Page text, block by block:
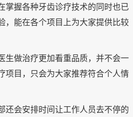
掌握各种牙齿诊疗技术的同时也已
，能在各个项目上为大家提供比较
生做治疗更加看重品质，并不会一
项目，只会为大家推荐符合个人情
还会安排时间让工作人员去不停的